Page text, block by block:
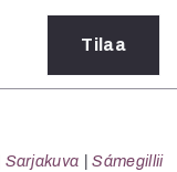
Tilaa
Sarjakuva
Sámegillii